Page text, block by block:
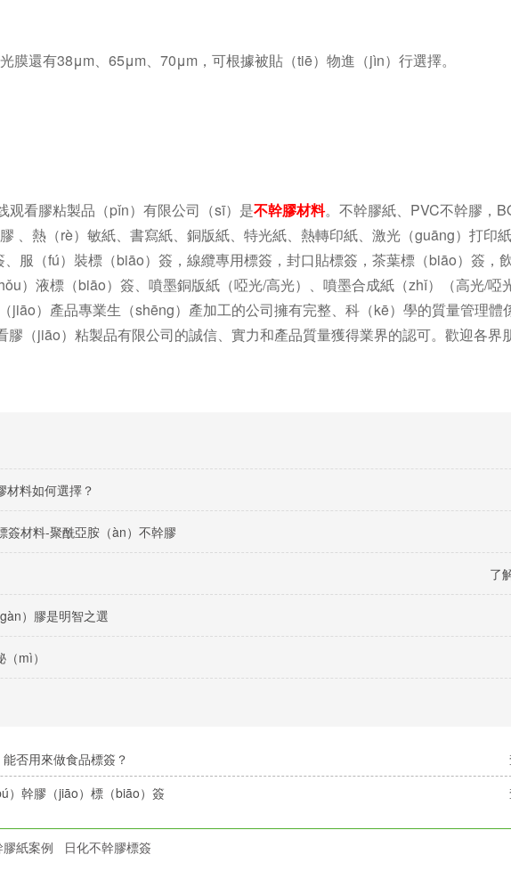
膜還有38μm、65μm、70μm，可根據被貼（tiē）物進（jìn）行選擇。
看膠粘製品（pǐn）有限公司（sī）是不幹膠材料。不幹膠紙、PVC不幹膠，
、熱（rè）敏紙、書寫紙、銅版紙、特光紙、熱轉印紙、激光（guāng）打印
、服（fú）裝標（biāo）簽，線纜專用標簽，封口貼標簽，茶葉標（biāo）簽，
）液標（biāo）簽、噴墨銅版紙（啞光/高光）、噴墨合成紙（zhǐ）（高光/啞
jiāo）產品專業生（shēng）產加工的公司擁有完整、科（kē）學的質量管理體
膠（jiāo）粘製品有限公司的誠信、實力和產品質量獲得業界的認可。歡迎各界
材料如何選擇？
簽材料-聚酰亞胺（àn）不幹膠
了
）膠是明智之選
mì）
否用來做食品標簽？
）幹膠（jiāo）標（biāo）簽
紙案例 日化不幹膠標簽